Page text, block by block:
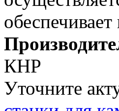
КНР
Уточните